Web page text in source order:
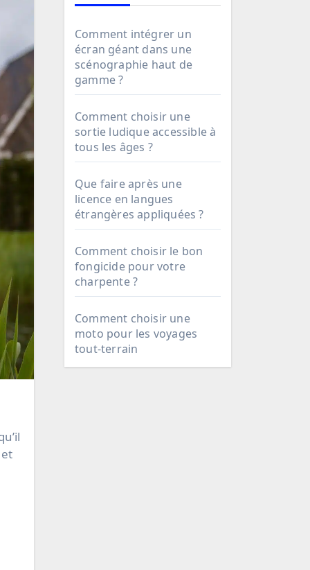
Comment intégrer un
écran géant dans une
scénographie haut de
gamme ?
Comment choisir une
sortie ludique accessible à
tous les âges ?
Que faire après une
licence en langues
étrangères appliquées ?
Comment choisir le bon
fongicide pour votre
charpente ?
Comment choisir une
moto pour les voyages
tout-terrain